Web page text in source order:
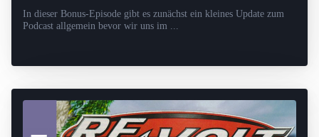
In dieser Bonus-Episode gibt es zunächst ein kleines Update zum
Podcast allgemein bevor wir uns im ...